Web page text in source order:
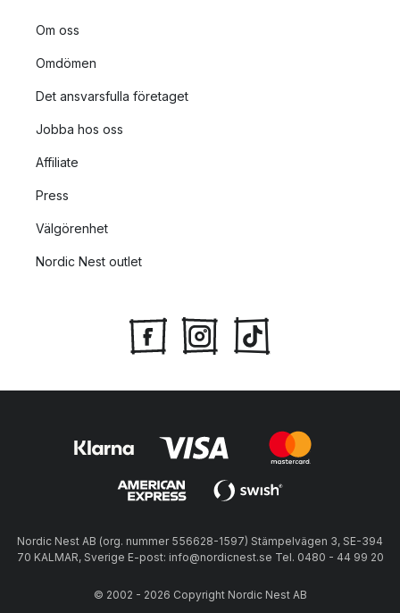
Om oss
Omdömen
Det ansvarsfulla företaget
Jobba hos oss
Affiliate
Press
Välgörenhet
Nordic Nest outlet
Nordic Nest AB (org. nummer 556628-1597) Stämpelvägen 3, SE-394
70 KALMAR, Sverige E-post: info@nordicnest.se Tel. 0480 - 44 99 20
© 2002 - 2026 Copyright Nordic Nest AB